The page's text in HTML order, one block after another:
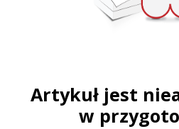
Artykuł jest
w